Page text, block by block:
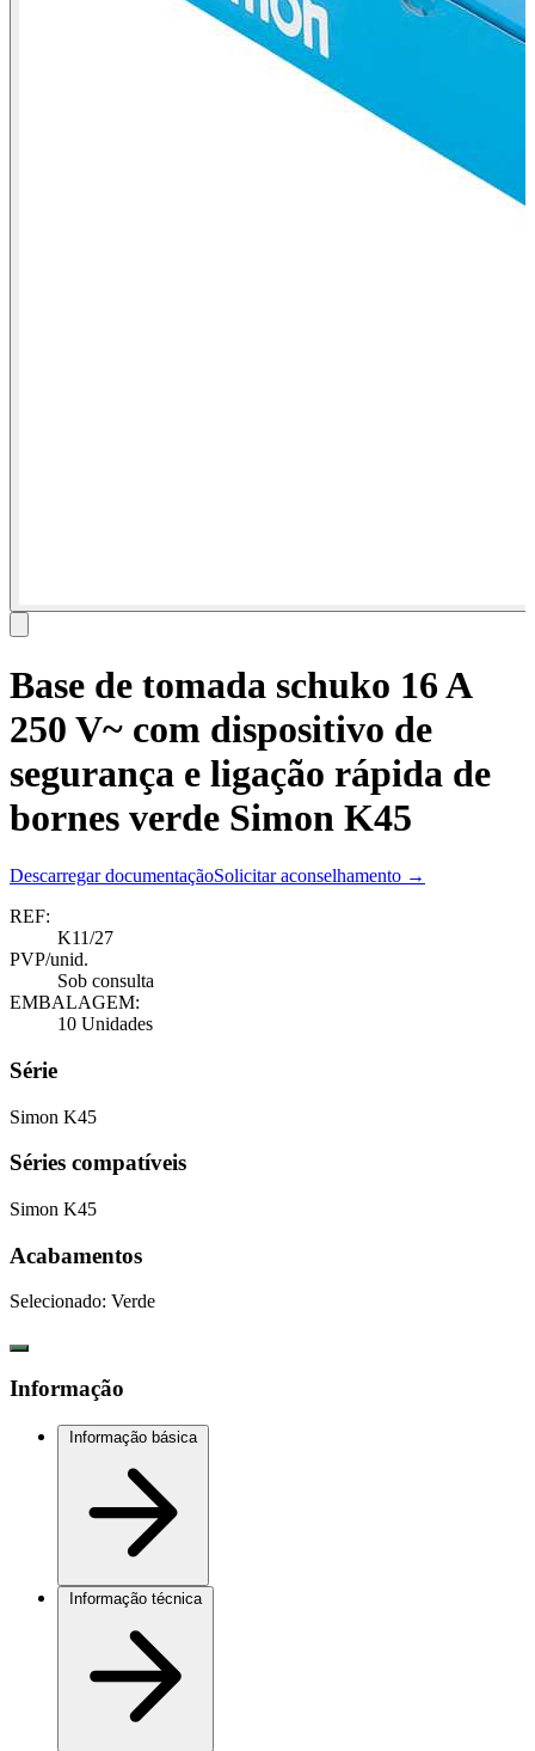
Base de tomada schuko 16 A
250 V~ com dispositivo de
segurança e ligação rápida de
bornes verde Simon K45
Descarregar documentaçãoSolicitar aconselhamento →
REF:
K11/27
PVP/unid.
Sob consulta
EMBALAGEM:
10 Unidades
Série
Simon K45
Séries compatíveis
Simon K45
Acabamentos
Selecionado: Verde
Informação